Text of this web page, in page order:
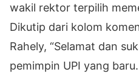
wakil rektor terpilih
Dikutip dari kolom
Rahely, “Selamat dan
pemimpin UPI yang